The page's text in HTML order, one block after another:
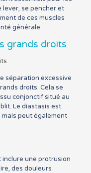
lever, se pencher et
de ces muscles
générale.
grands droits
séparation excessive
droits. Cela se
conjonctif situé au
Le diastasis est
peut également
inclure une protrusion
des douleurs